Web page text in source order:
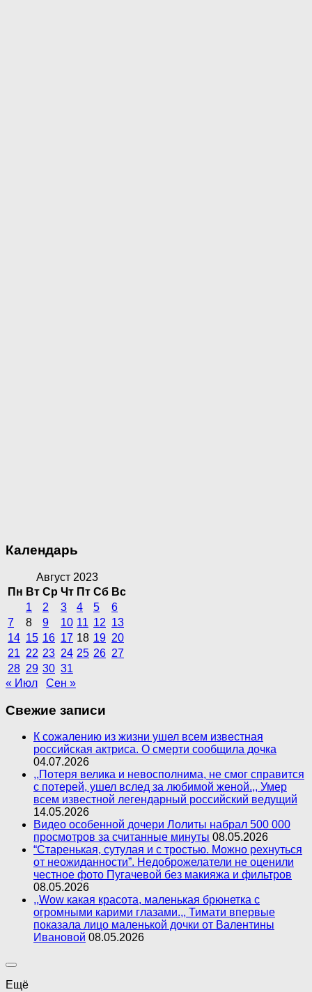
Календарь
Август 2023
Пн Вт Ср Чт Пт Сб Вс
1
2 3 4 5
6
7
8 9 10 11 12 13
14 15 16 17 18 19 20
21 22 23 24 25 26 27
28 29 30 31
« Июл
Сен »
Свежие записи
К сожалению из жизни ушел всем известная
российская актриса. О смерти сообщила дочка
04.07.2026
,,Потеря велика и невосполнима, не смог справится
с потерей, ушел вслед за любимой женой.,, Умер
всем известной легендарный российский ведущий
14.05.2026
Видео особенной дочери Лолиты набрал 500 000
просмотров за считанные минуты 08.05.2026
“Старенькая, сутулая и с тростью. Можно рехнуться
от неожиданности”. Недоброжелатели не оценили
честное фото Пугачевой без макияжа и фильтров
08.05.2026
,,Wow какая красота, маленькая брюнетка с
огромными карими глазами.,, Тимати впервые
показала лицо маленькой дочки от Валентины
Ивановой 08.05.2026
Ещё